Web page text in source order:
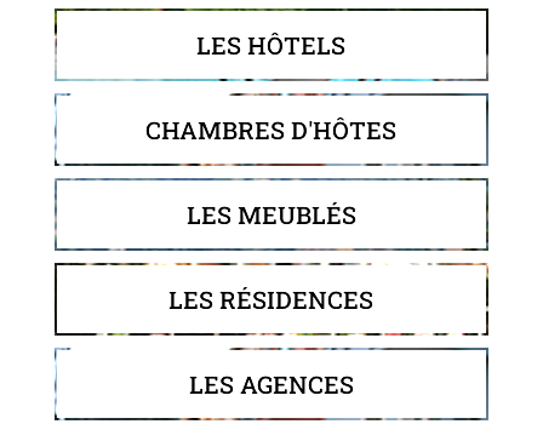
LES HÔTELS
CHAMBRES D'HÔTES
LES MEUBLÉS
LES RÉSIDENCES
LES AGENCES